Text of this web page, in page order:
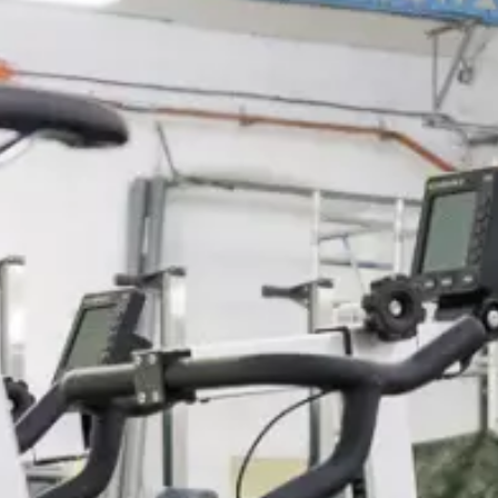
Paramètres de
confidentialité
Afin de faciliter votre navigation et de vous
apporter le meilleur service possible, nous utilisons
des cookies pour améliorer le site aux besoins des
visiteurs, notamment selon la fréquentation.
Nos politique de confidentialité